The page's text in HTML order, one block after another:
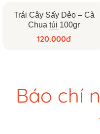
Trái Cây Sấy Dẻo – Cà
Chua túi 100gr
120.000đ
Báo chí